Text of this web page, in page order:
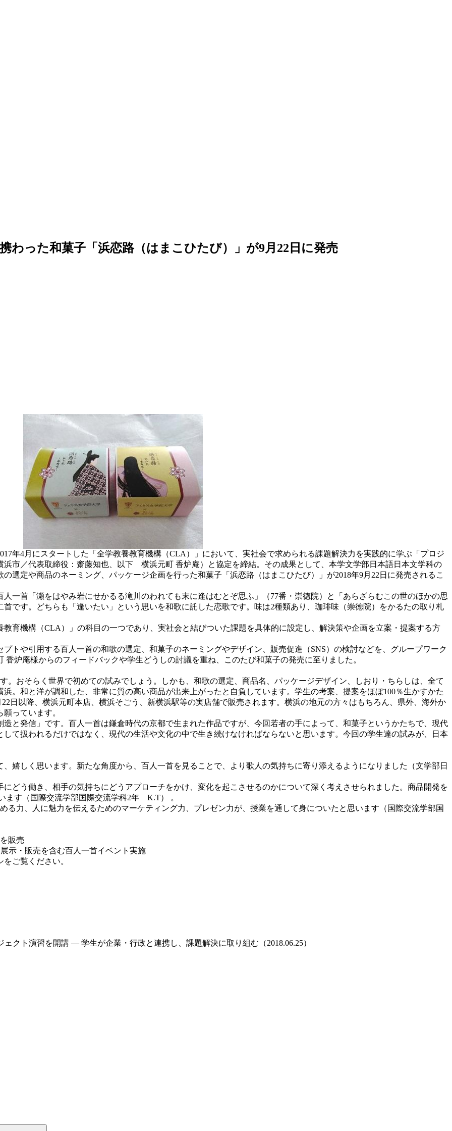
わった和菓子「浜恋路（はまこひたび）」が9月22日に発売
年4月にスタートした「全学教養教育機構（CLA）」において、実社会で求められる課題解決力を実践的に学ぶ「プロジ
市／代表取締役：齋藤知也、以下 横浜元町 香炉庵）と協定を締結。その成果として、本学文学部日本語日本文学科の
選定や商品のネーミング、パッケージ企画を行った和菓子「浜恋路（はまこひたび）」が2018年9月22日に発売されるこ
首「瀬をはやみ岩にせかるる滝川のわれても末に逢はむとぞ思ふ」（77番・崇徳院）と「あらざらむこの世のほかの思
です。どちらも「逢いたい」という思いを和歌に託した恋歌です。味は2種類あり、珈琲味（崇徳院）をかるたの取り札
育機構（CLA）」の科目の一つであり、実社会と結びついた課題を具体的に設定し、解決策や企画を立案・提案する方
や引用する百人一首の和歌の選定、和菓子のネーミングやデザイン、販売促進（SNS）の検討などを、グループワーク
炉庵様からのフィードバックや学生どうしの討議を重ね、このたび和菓子の発売に至りました。
おそらく世界で初めての試みでしょう。しかも、和歌の選定、商品名、パッケージデザイン、しおり・ちらしは、全て
。和と洋が調和した、非常に質の高い商品が出来上がったと自負しています。学生の考案、提案をほぼ100％生かすかた
日以降、横浜元町本店、横浜そごう、新横浜駅等の実店舗で販売されます。横浜の地元の方々はもちろん、県外、海外か
っています。
発信」です。百人一首は鎌倉時代の京都で生まれた作品ですが、今回若者の手によって、和菓子というかたちで、現代
て扱われるだけではなく、現代の生活や文化の中で生き続けなければならないと思います。今回の学生達の試みが、日本
嬉しく思います。新たな角度から、百人一首を見ることで、より歌人の気持ちに寄り添えるようになりました（文学部日
どう働き、相手の気持ちにどうアプローチをかけ、変化を起こさせるのかについて深く考えさせられました。商品開発を
ます（国際交流学部国際交流学科2年 K.T） 。
力、人に魅力を伝えるためのマーケティング力、プレゼン力が、授業を通して身についたと思います（国際交流学部国
販売
示・販売を含む百人一首イベント実施
ご覧ください。
クト演習を開講 — 学生が企業・行政と連携し、課題解決に取り組む（2018.06.25）